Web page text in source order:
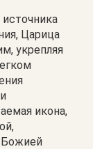
Царица
укрепляя
икона,
Божией